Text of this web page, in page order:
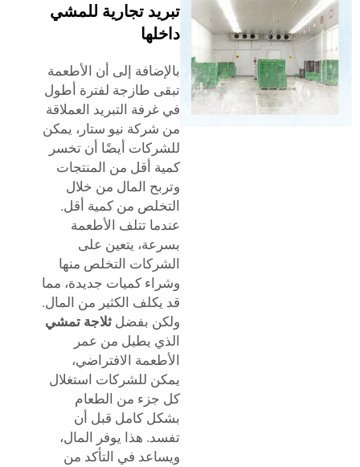
تبريد تجارية للمشي
داخلها
بالإضافة إلى أن الأطعمة
تبقى طازجة لفترة أطول
في غرفة التبريد العملاقة
من شركة نيو ستار، يمكن
للشركات أيضًا أن تخسر
كمية أقل من المنتجات
وتربح المال من خلال
التخلص من كمية أقل.
عندما تتلف الأطعمة
بسرعة، يتعين على
الشركات التخلص منها
وشراء كميات جديدة، مما
قد يكلف الكثير من المال.
ولكن بفضلثلاجة تمشي
الذي يطيل من عمر
الأطعمة الافتراضي،
يمكن للشركات استغلال
كل جزء من الطعام
بشكل كامل قبل أن
تفسد. هذا يوفر المال،
ويساعد في التأكد من